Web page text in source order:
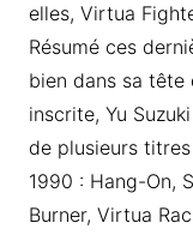
elles, Virtua
Résumé ces
bien dans sa tête
inscrite, Yu
de plusieurs
1990 : Hang-On,
Burner, Virtua